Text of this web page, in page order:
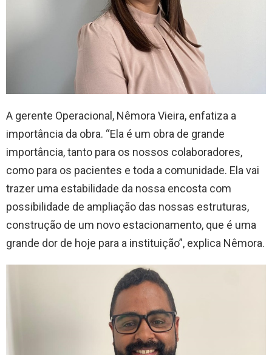
A gerente Operacional, Nêmora Vieira, enfatiza a
importância da obra. “Ela é um obra de grande
importância, tanto para os nossos colaboradores,
como para os pacientes e toda a comunidade. Ela vai
trazer uma estabilidade da nossa encosta com
possibilidade de ampliação das nossas estruturas,
construção de um novo estacionamento, que é uma
grande dor de hoje para a instituição”, explica Nêmora.